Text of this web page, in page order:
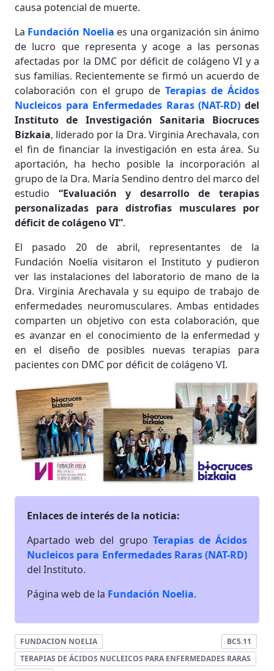
causa potencial de muerte.
La Fundación Noelia es una organización sin ánimo
de lucro que representa y acoge a las personas
afectadas por la DMC por déficit de colágeno VI y a
sus familias. Recientemente se firmó un acuerdo de
colaboración con el grupo de Terapias de Ácidos
Nucleicos para Enfermedades Raras (NAT-RD) del
Instituto de Investigación Sanitaria Biocruces
Bizkaia, liderado por la Dra. Virginia Arechavala, con
el fin de financiar la investigación en esta área. Su
aportación, ha hecho posible la incorporación al
grupo de la Dra. María Sendino dentro del marco del
estudio “Evaluación y desarrollo de terapias
personalizadas para distrofias musculares por
déficit de colágeno VI”.
El pasado 20 de abril, representantes de la
Fundación Noelia visitaron el Instituto y pudieron
ver las instalaciones del laboratorio de mano de la
Dra. Virginia Arechavala y su equipo de trabajo de
enfermedades neuromusculares. Ambas entidades
comparten un objetivo con esta colaboración, que
es avanzar en el conocimiento de la enfermedad y
en el diseño de posibles nuevas terapias para
pacientes con DMC por déficit de colágeno VI.
Enlaces de interés de la noticia:
Apartado web del grupo Terapias de Ácidos
Nucleicos para Enfermedades Raras (NAT-RD)
del Instituto.
Página web de la Fundación Noelia.
FUNDACION NOELIA
BC5.11
TERAPIAS DE ÁCIDOS NUCLEICOS PARA ENFERMEDADES RARAS